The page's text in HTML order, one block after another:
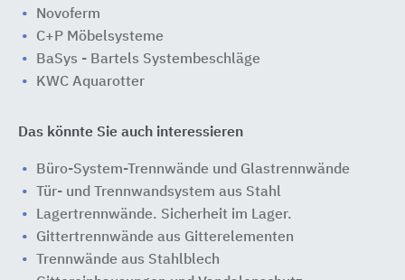
Novoferm
C+P Möbelsysteme
BaSys - Bartels Systembeschläge
KWC Aquarotter
Das könnte Sie auch interessieren
Büro-System-Trennwände und Glastrennwände
Tür- und Trennwandsystem aus Stahl
Lagertrennwände. Sicherheit im Lager.
Gittertrennwände aus Gitterelementen
Trennwände aus Stahlblech